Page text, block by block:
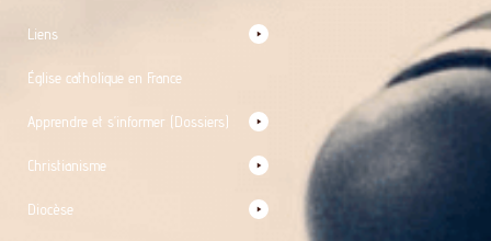
Liens
Église catholique en France
Apprendre et s’informer (Dossiers)
Christianisme
Diocèse